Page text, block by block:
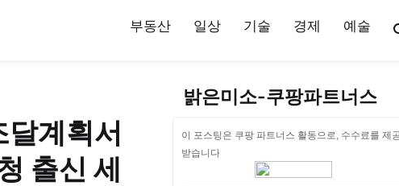
부동산 일상 기술 경제 예술
계획서
출신 세
밝은미소-쿠팡파트너스
이 포스팅은 쿠팡 파트너스 활동으로, 수수료를 제
받습니다